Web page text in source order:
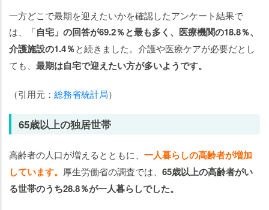
一方どこで最期を迎えたいかを確認したアンケート結果で
は、「自宅」の回答が69.2％と最も多く、医療機関の18.8％、
介護施設の1.4％と続きました。介護や医療ケアが必要だとし
ても、 最期は自宅で迎えたい方が多いようです。
（引用元： 総務省統計局）
65歳以上の独居世帯
高齢者の人口が増えるとともに、 一人暮らしの高齢者が増加
しています。 厚生労働省の調査では、 65歳以上の高齢者がい
る世帯のうち28.8％が一人暮らしでした。